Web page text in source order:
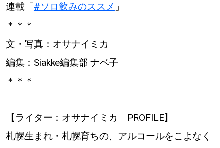
連載「#ソロ飲みのススメ 」
＊＊＊
文・写真：オサナイミカ
編集：Siakke編集部 ナベ子
＊＊＊
【ライター：オサナイミカ PROFILE】
札幌生まれ・札幌育ちの、アルコールをこよなく